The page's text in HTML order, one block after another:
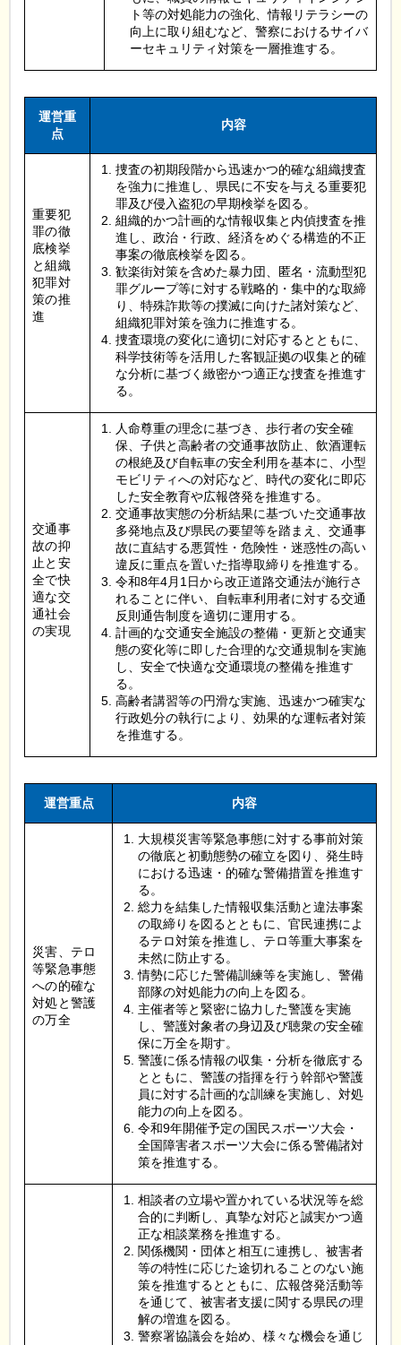
ト等の対処能力の強化、情報リテラシーの
向上に取り組むなど、警察におけるサイバ
ーセキュリティ対策を一層推進する。
運営重
点
内容
重要犯
罪の徹
底検挙
と組織
犯罪対
策の推
進
捜査の初期段階から迅速かつ的確な組織捜査
を強力に推進し、県民に不安を与える重要犯
罪及び侵入盗犯の早期検挙を図る。
組織的かつ計画的な情報収集と内偵捜査を推
進し、政治・行政、経済をめぐる構造的不正
事案の徹底検挙を図る。
歓楽街対策を含めた暴力団、匿名・流動型犯
罪グループ等に対する戦略的・集中的な取締
り、特殊詐欺等の撲滅に向けた諸対策など、
組織犯罪対策を強力に推進する。
捜査環境の変化に適切に対応するとともに、
科学技術等を活用した客観証拠の収集と的確
な分析に基づく緻密かつ適正な捜査を推進す
る。
交通事
故の抑
止と安
全で快
適な交
通社会
の実現
人命尊重の理念に基づき、歩行者の安全確
保、子供と高齢者の交通事故防止、飲酒運転
の根絶及び自転車の安全利用を基本に、小型
モビリティへの対応など、時代の変化に即応
した安全教育や広報啓発を推進する。
交通事故実態の分析結果に基づいた交通事故
多発地点及び県民の要望等を踏まえ、交通事
故に直結する悪質性・危険性・迷惑性の高い
違反に重点を置いた指導取締りを推進する。
令和8年4月1日から改正道路交通法が施行さ
れることに伴い、自転車利用者に対する交通
反則通告制度を適切に運用する。
計画的な交通安全施設の整備・更新と交通実
態の変化等に即した合理的な交通規制を実施
し、安全で快適な交通環境の整備を推進す
る。
高齢者講習等の円滑な実施、迅速かつ確実な
行政処分の執行により、効果的な運転者対策
を推進する。
運営重点 内容
災害、テロ
等緊急事態
への的確な
対処と警護
の万全
大規模災害等緊急事態に対する事前対策
の徹底と初動態勢の確立を図り、発生時
における迅速・的確な警備措置を推進す
る。
総力を結集した情報収集活動と違法事案
の取締りを図るとともに、官民連携によ
るテロ対策を推進し、テロ等重大事案を
未然に防止する。
情勢に応じた警備訓練等を実施し、警備
部隊の対処能力の向上を図る。
主催者等と緊密に協力した警護を実施
し、警護対象者の身辺及び聴衆の安全確
保に万全を期す。
警護に係る情報の収集・分析を徹底する
とともに、警護の指揮を行う幹部や警護
員に対する計画的な訓練を実施し、対処
能力の向上を図る。
令和9年開催予定の国民スポーツ大会・
全国障害者スポーツ大会に係る警備諸対
策を推進する。
相談者の立場や置かれている状況等を総
合的に判断し、真摯な対応と誠実かつ適
正な相談業務を推進する。
関係機関・団体と相互に連携し、被害者
等の特性に応じた途切れることのない施
策を推進するとともに、広報啓発活動等
を通じて、被害者支援に関する県民の理
解の増進を図る。
警察署協議会を始め、様々な機会を通じ